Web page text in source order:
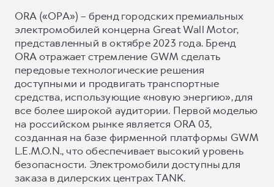
ORA («ОРА») – бренд городских премиальных
электромобилей концерна Great Wall Motor,
представленный в октябре 2023 года. Бренд
ORA отражает стремление GWM сделать
передовые технологические решения
доступными и продвигать транспортные
средства, использующие «новую энергию», для
все более широкой аудитории. Первой моделью
на российском рынке является ORA 03,
созданная на базе фирменной платформы GWM
L.E.M.O.N., что обеспечивает высокий уровень
безопасности. Электромобили доступны для
заказа в дилерских центрах TANK.